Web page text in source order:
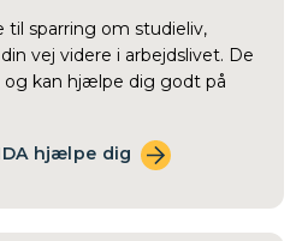
til sparring om studieliv,
vej videre i arbejdslivet. De
og kan hjælpe dig godt på
hjælpe dig